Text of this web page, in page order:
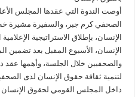
أوصت الندوة التي عقدها المجلس
الصحفي كرم جبر، والسفيرة مشيرة
الإنسان، بإطلاق الاستراتيجية
الإنسان، الأسبوع المقبل بعد تضمين
والصحفيين خلال الجلسة، وأهمها عقد
لتنمية ثقافة حقوق الإنسان لدى
داخل المجلس القومي لحقوق